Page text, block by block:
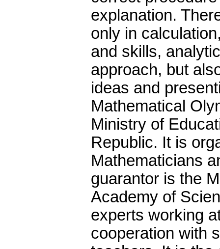
explanation.
only in
and skills,
approach, but
ideas and
Mathematical
Ministry of
Republic. It is
Mathematicians
guarantor is the
Academy of
experts working
cooperation with